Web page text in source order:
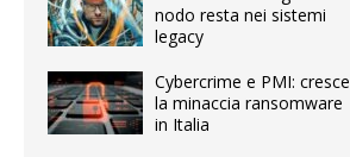
nodo resta nei sistemi
legacy
Cybercrime e PMI: cresce
la minaccia ransomware
in Italia